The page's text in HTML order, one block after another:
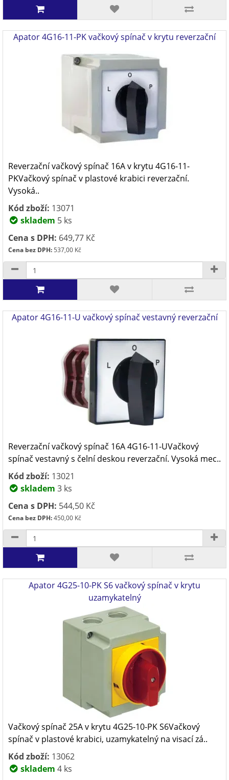
Apator 4G16-11-PK vačkový spínač v krytu reverzační
Reverzační vačkový spínač 16A v krytu 4G16-11-
PKVačkový spínač v plastové krabici reverzační.
Vysoká..
Kód zboží: 13071
skladem 5 ks
Cena s DPH: 649,77 Kč
Cena bez DPH:537,00 Kč
Apator 4G16-11-U vačkový spínač vestavný reverzační
Reverzační vačkový spínač 16A 4G16-11-UVačkový
spínač vestavný s čelní deskou reverzační. Vysoká mec..
Kód zboží: 13021
skladem 3 ks
Cena s DPH: 544,50 Kč
Cena bez DPH:450,00 Kč
Apator 4G25-10-PK S6 vačkový spínač v krytu
uzamykatelný
Vačkový spínač 25A v krytu 4G25-10-PK S6Vačkový
spínač v plastové krabici, uzamykatelný na visací zá..
Kód zboží: 13062
skladem 4 ks